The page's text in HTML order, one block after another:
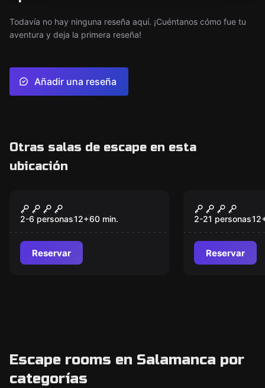
Todavía no hay ninguna reseña aquí. ¡Cuéntanos cómo fue tu
aventura y deja la primera reseña!
Añadir una reseña
Otras salas de escape en esta
ubicación
Nuevo
La Cámara De Imhotep
2-6 personas12+60 min.
Reservar
El Legado
2-21 personas12
Reservar
Escape rooms en Salamanca por
categorías